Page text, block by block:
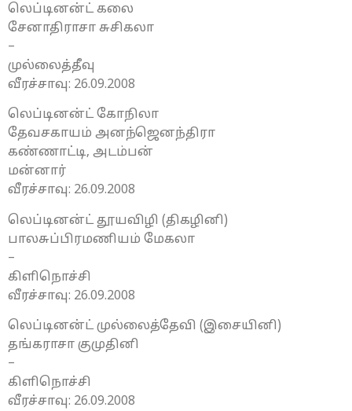
லெப்டினன்ட் கலை
சேனாதிராசா சுசிகலா
–
முல்லைத்தீவு
வீரச்சாவு: 26.09.2008
லெப்டினன்ட் கோநிலா
தேவசகாயம் அனந்ஜெனந்திரா
கண்ணாட்டி, அடம்பன்
மன்னார்
வீரச்சாவு: 26.09.2008
லெப்டினன்ட் தூயவிழி (திகழினி)
பாலசுப்பிரமணியம் மேகலா
–
கிளிநொச்சி
வீரச்சாவு: 26.09.2008
லெப்டினன்ட் முல்லைத்தேவி (இசையினி)
தங்கராசா குமுதினி
–
கிளிநொச்சி
வீரச்சாவு: 26.09.2008